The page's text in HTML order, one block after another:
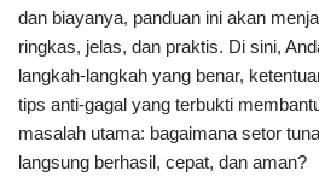
dan biayanya, panduan ini akan
ringkas, jelas, dan praktis. Di sini,
langkah-langkah yang benar,
tips anti-gagal yang terbukti
masalah utama: bagaimana setor
langsung berhasil, cepat, dan aman?